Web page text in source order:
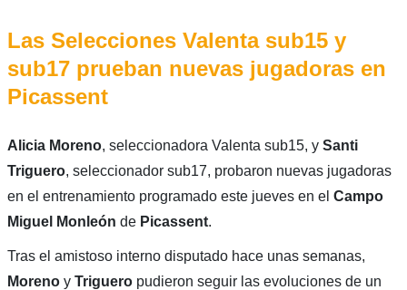
Las Selecciones Valenta sub15 y
sub17 prueban nuevas jugadoras en
Picassent
Alicia Moreno, seleccionadora Valenta sub15, y Santi
Triguero, seleccionador sub17, probaron nuevas jugadoras
en el entrenamiento programado este jueves en el Campo
Miguel Monleón de Picassent.
Tras el amistoso interno disputado hace unas semanas,
Morenoy Trigueropudieron seguir las evoluciones de un